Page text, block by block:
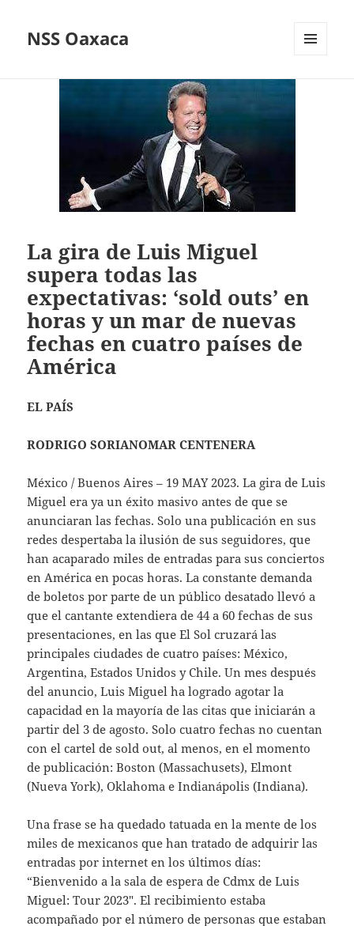
NSS Oaxaca
La gira de Luis Miguel
supera todas las
expectativas: ‘sold outs’ en
horas y un mar de nuevas
fechas en cuatro países de
América
EL PAÍS
RODRIGO SORIANOMAR CENTENERA
México / Buenos Aires – 19 MAY 2023. La gira de Luis
Miguel era ya un éxito masivo antes de que se
anunciaran las fechas. Solo una publicación en sus
redes despertaba la ilusión de sus seguidores, que
han acaparado miles de entradas para sus conciertos
en América en pocas horas. La constante demanda
de boletos por parte de un público desatado llevó a
que el cantante extendiera de 44 a 60 fechas de sus
presentaciones, en las que El Sol cruzará las
principales ciudades de cuatro países: México,
Argentina, Estados Unidos y Chile. Un mes después
del anuncio, Luis Miguel ha logrado agotar la
capacidad en la mayoría de las citas que iniciarán a
partir del 3 de agosto. Solo cuatro fechas no cuentan
con el cartel de sold out, al menos, en el momento
de publicación: Boston (Massachusets), Elmont
(Nueva York), Oklahoma e Indianápolis (Indiana).
Una frase se ha quedado tatuada en la mente de los
miles de mexicanos que han tratado de adquirir las
entradas por internet en los últimos días:
“Bienvenido a la sala de espera de Cdmx de Luis
Miguel: Tour 2023″. El recibimiento estaba
acompañado por el número de personas que estaban